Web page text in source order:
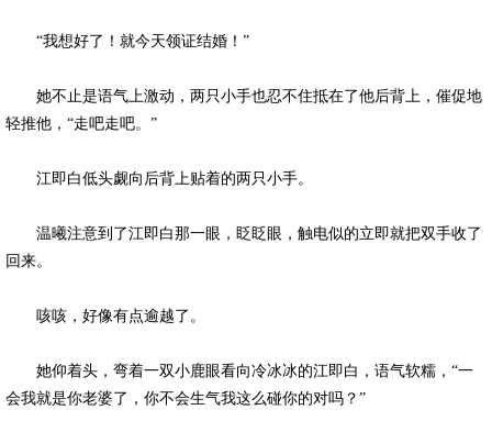
“我想好了！就今天领证结婚！”
她不止是语气上激动，两只小手也忍不住抵在了他后背上，催促地
轻推他，“走吧走吧。”
江即白低头觑向后背上贴着的两只小手。
温曦注意到了江即白那一眼，眨眨眼，触电似的立即就把双手收了
回来。
咳咳，好像有点逾越了。
她仰着头，弯着一双小鹿眼看向冷冰冰的江即白，语气软糯，“一
会我就是你老婆了，你不会生气我这么碰你的对吗？”